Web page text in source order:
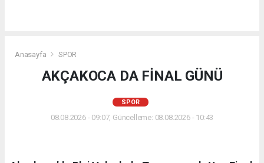
Anasayfa SPOR
AKÇAKOCA DA FİNAL GÜNÜ
SPOR
08.08.2026 - 09:07, Güncelleme: 08.08.2026 - 10:43